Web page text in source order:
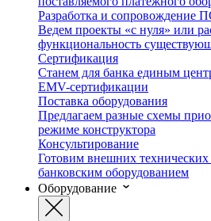
Разработка и сопровождение
Ведем проекты «с нуля» или
функциональность
Сертификация
Станем для банка единым
EMV-сертификации
Поставка оборудования
Предлагаем разные схемы
режиме конструктора
Консультирование
Готовим внешних технических
банковским оборудованием
Оборудование